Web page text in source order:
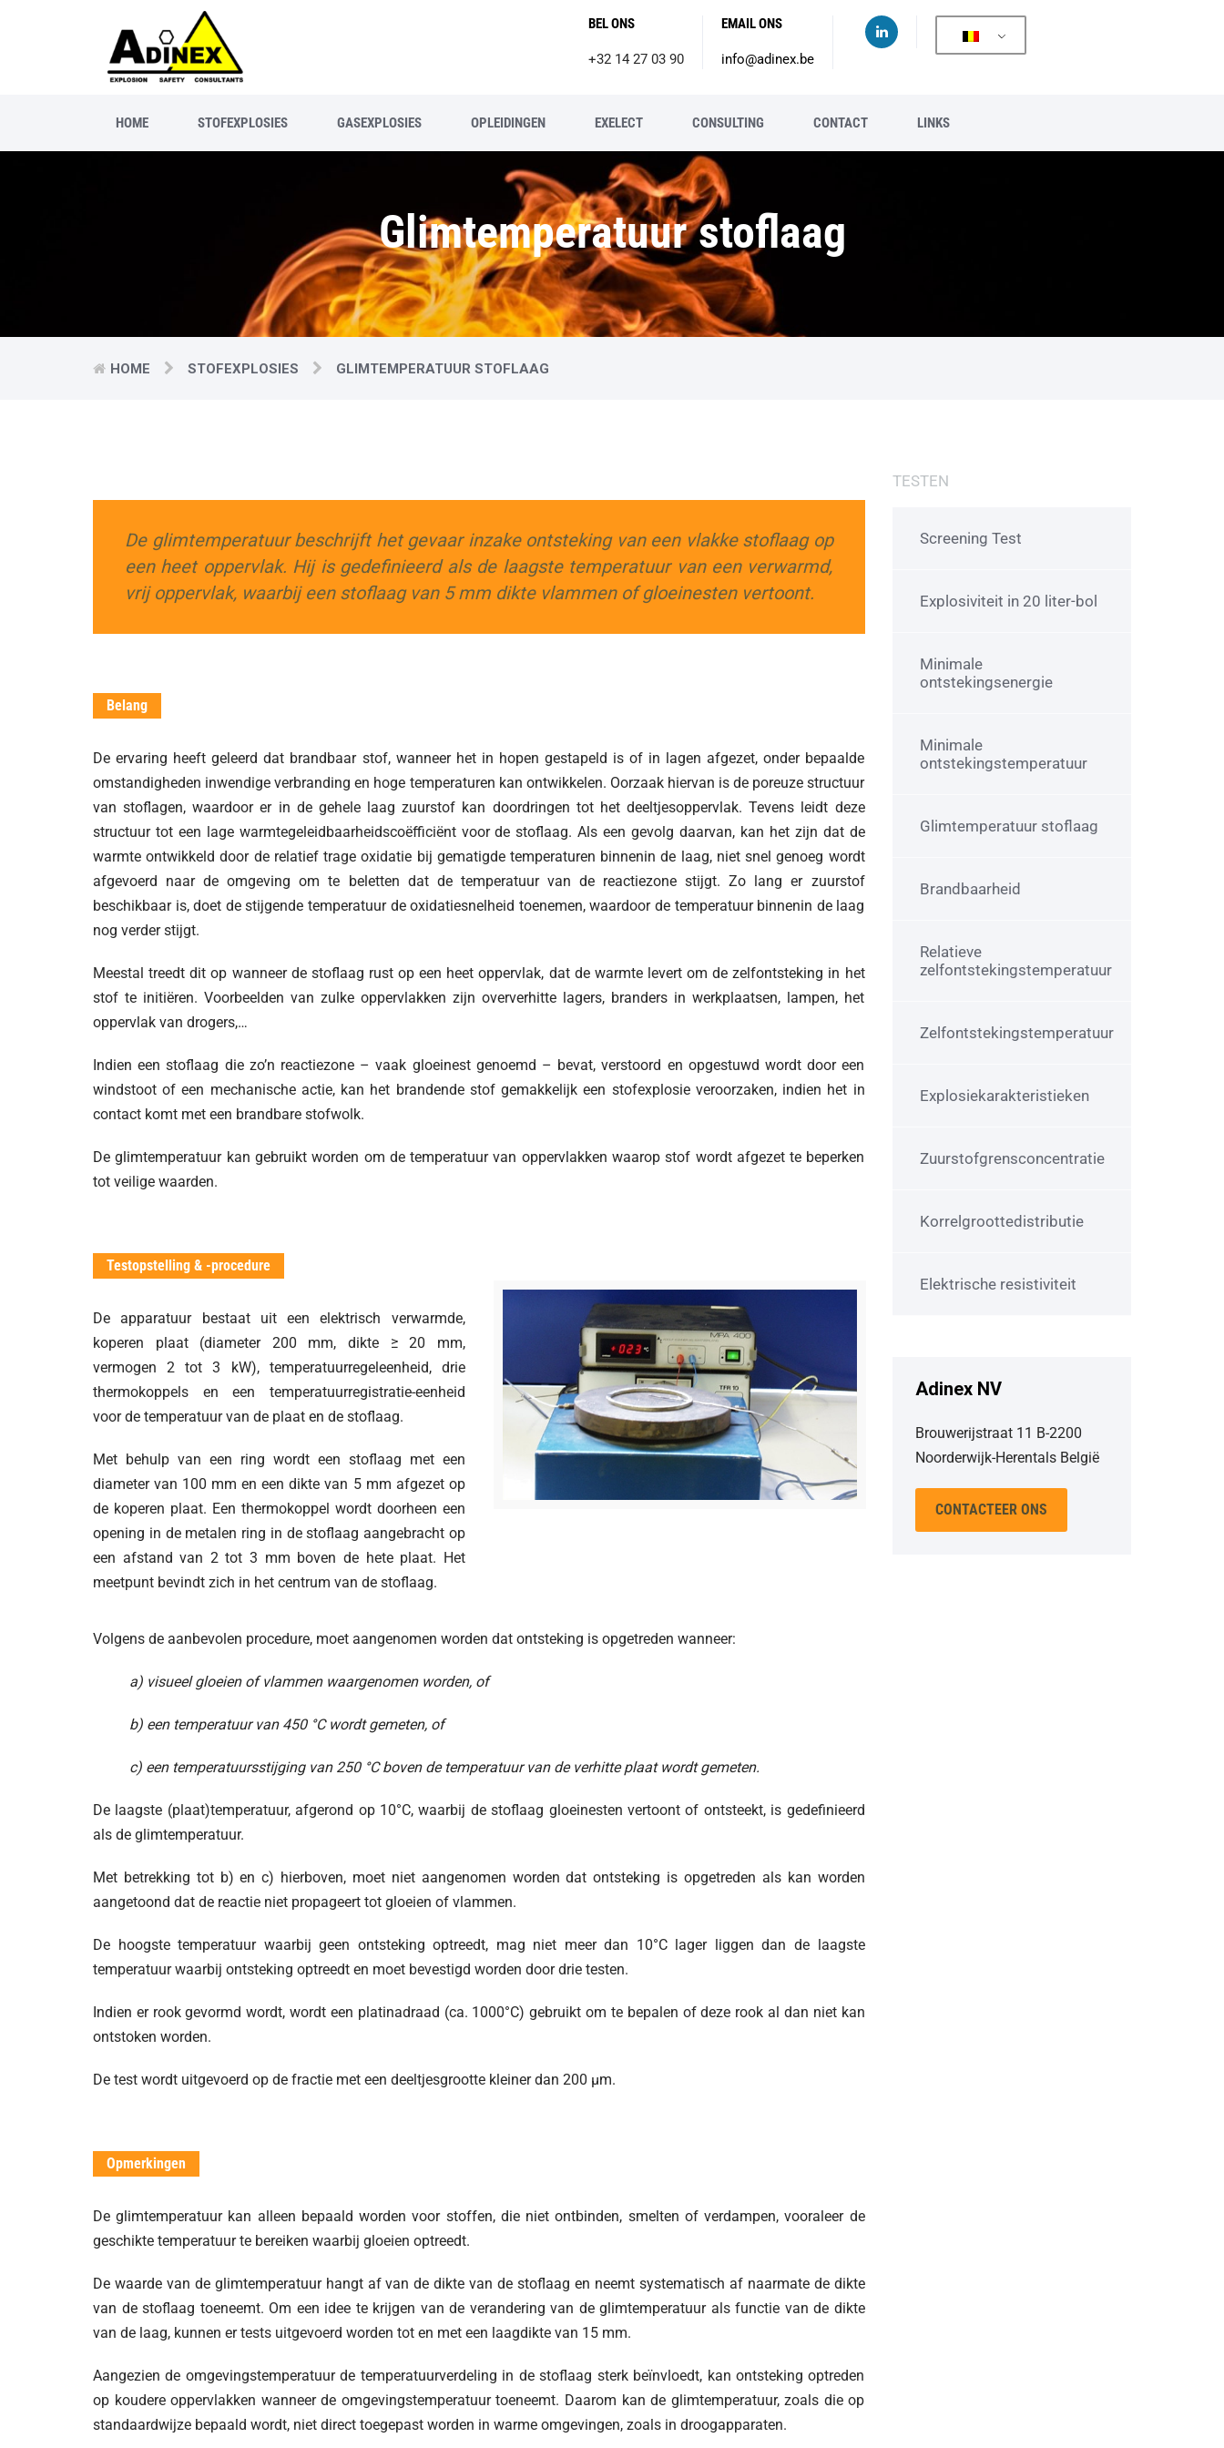
BEL ONS
+32 14 27 03 90
EMAIL ONS
info@adinex.be
HOME STOFEXPLOSIES GASEXPLOSIES OPLEIDINGEN EXELECT CONSULTING CONTACT LINKS
Glimtemperatuur stoflaag
HOME STOFEXPLOSIES GLIMTEMPERATUUR STOFLAAG
De glimtemperatuur beschrijft het gevaar inzake ontsteking van een vlakke stoflaag op
een heet oppervlak. Hij is gedefinieerd als de laagste temperatuur van een verwarmd,
vrij oppervlak, waarbij een stoflaag van 5 mm dikte vlammen of gloeinesten vertoont.
Belang
De ervaring heeft geleerd dat brandbaar stof, wanneer het in hopen gestapeld is of in lagen afgezet, onder bepaalde
omstandigheden inwendige verbranding en hoge temperaturen kan ontwikkelen. Oorzaak hiervan is de poreuze structuur
van stoflagen, waardoor er in de gehele laag zuurstof kan doordringen tot het deeltjesoppervlak. Tevens leidt deze
structuur tot een lage warmtegeleidbaarheidscoëfficiënt voor de stoflaag. Als een gevolg daarvan, kan het zijn dat de
warmte ontwikkeld door de relatief trage oxidatie bij gematigde temperaturen binnenin de laag, niet snel genoeg wordt
afgevoerd naar de omgeving om te beletten dat de temperatuur van de reactiezone stijgt. Zo lang er zuurstof
beschikbaar is, doet de stijgende temperatuur de oxidatiesnelheid toenemen, waardoor de temperatuur binnenin de laag
nog verder stijgt.
Meestal treedt dit op wanneer de stoflaag rust op een heet oppervlak, dat de warmte levert om de zelfontsteking in het
stof te initiëren. Voorbeelden van zulke oppervlakken zijn oververhitte lagers, branders in werkplaatsen, lampen, het
oppervlak van drogers,…
Indien een stoflaag die zo’n reactiezone – vaak gloeinest genoemd – bevat, verstoord en opgestuwd wordt door een
windstoot of een mechanische actie, kan het brandende stof gemakkelijk een stofexplosie veroorzaken, indien het in
contact komt met een brandbare stofwolk.
De glimtemperatuur kan gebruikt worden om de temperatuur van oppervlakken waarop stof wordt afgezet te beperken
tot veilige waarden.
Testopstelling & -procedure
De apparatuur bestaat uit een elektrisch verwarmde,
koperen plaat (diameter 200 mm, dikte ≥ 20 mm,
vermogen 2 tot 3 kW), temperatuurregeleenheid, drie
thermokoppels en een temperatuurregistratie-eenheid
voor de temperatuur van de plaat en de stoflaag.
Met behulp van een ring wordt een stoflaag met een
diameter van 100 mm en een dikte van 5 mm afgezet op
de koperen plaat. Een thermokoppel wordt doorheen een
opening in de metalen ring in de stoflaag aangebracht op
een afstand van 2 tot 3 mm boven de hete plaat. Het
meetpunt bevindt zich in het centrum van de stoflaag.
Volgens de aanbevolen procedure, moet aangenomen worden dat ontsteking is opgetreden wanneer:
a) visueel gloeien of vlammen waargenomen worden, of
b) een temperatuur van 450 °C wordt gemeten, of
c) een temperatuursstijging van 250 °C boven de temperatuur van de verhitte plaat wordt gemeten.
De laagste (plaat)temperatuur, afgerond op 10°C, waarbij de stoflaag gloeinesten vertoont of ontsteekt, is gedefinieerd
als de glimtemperatuur.
Met betrekking tot b) en c) hierboven, moet niet aangenomen worden dat ontsteking is opgetreden als kan worden
aangetoond dat de reactie niet propageert tot gloeien of vlammen.
De hoogste temperatuur waarbij geen ontsteking optreedt, mag niet meer dan 10°C lager liggen dan de laagste
temperatuur waarbij ontsteking optreedt en moet bevestigd worden door drie testen.
Indien er rook gevormd wordt, wordt een platinadraad (ca. 1000°C) gebruikt om te bepalen of deze rook al dan niet kan
ontstoken worden.
De test wordt uitgevoerd op de fractie met een deeltjesgrootte kleiner dan 200 µm.
Opmerkingen
De glimtemperatuur kan alleen bepaald worden voor stoffen, die niet ontbinden, smelten of verdampen, vooraleer de
geschikte temperatuur te bereiken waarbij gloeien optreedt.
De waarde van de glimtemperatuur hangt af van de dikte van de stoflaag en neemt systematisch af naarmate de dikte
van de stoflaag toeneemt. Om een idee te krijgen van de verandering van de glimtemperatuur als functie van de dikte
van de laag, kunnen er tests uitgevoerd worden tot en met een laagdikte van 15 mm.
Aangezien de omgevingstemperatuur de temperatuurverdeling in de stoflaag sterk beïnvloedt, kan ontsteking optreden
op koudere oppervlakken wanneer de omgevingstemperatuur toeneemt. Daarom kan de glimtemperatuur, zoals die op
standaardwijze bepaald wordt, niet direct toegepast worden in warme omgevingen, zoals in droogapparaten.
TESTEN
Screening Test
Explosiviteit in 20 liter-bol
Minimale
ontstekingsenergie
Minimale
ontstekingstemperatuur
Glimtemperatuur stoflaag
Brandbaarheid
Relatieve
zelfontstekingstemperatuur
Zelfontstekingstemperatuur
Explosiekarakteristieken
Zuurstofgrensconcentratie
Korrelgroottedistributie
Elektrische resistiviteit
Adinex NV
Brouwerijstraat 11 B-2200
Noorderwijk-Herentals België
CONTACTEER ONS